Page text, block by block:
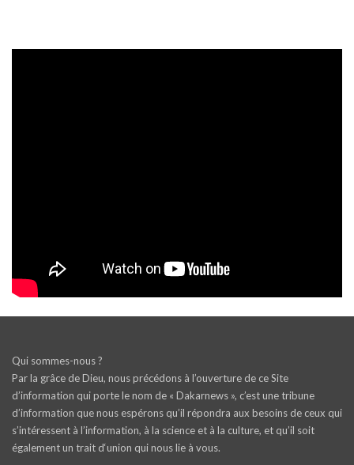
Qui sommes-nous ?
Par la grâce de Dieu, nous précédons à l’ouverture de ce Site
d’information qui porte le nom de « Dakarnews », c’est une tribune
d’information que nous espérons qu’il répondra aux besoins de ceux qui
s’intéressent à l’information, à la science et à la culture, et qu’il soit
également un trait d‘union qui nous lie à vous.